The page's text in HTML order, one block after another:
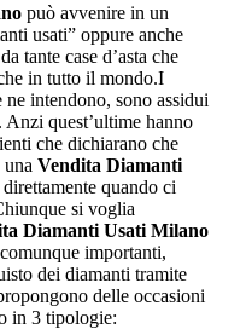
può avvenire in un
usati” oppure anche
tante case d’asta che
in tutto il mondo.I
intendono, sono assidui
Anzi quest’ultime hanno
che dichiarano che
una Vendita Diamanti
quando ci
si voglia
Diamanti Usati Milano
importanti,
dei diamanti tramite
delle occasioni
in 3 tipologie: